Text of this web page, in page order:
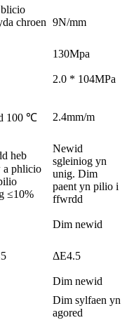
chroen 9N/mm
130Mpa
2.0 * 104MPa
100 ℃ 2.4mm/m
heb
a phlicio
≤10%
Newid
sgleiniog yn
unig. Dim
paent yn pilio i
ffwrdd
Dim newid
ΔE4.5
Dim newid
Dim sylfaen yn
agored